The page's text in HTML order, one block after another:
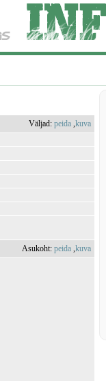
Väljad:peida ,kuva
Asukoht:peida ,kuva